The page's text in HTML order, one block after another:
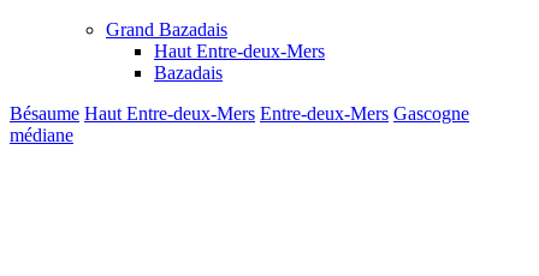
Grand Bazadais
Haut Entre-deux-Mers
Bazadais
Bésaume Haut Entre-deux-Mers Entre-deux-Mers Gascogne
médiane